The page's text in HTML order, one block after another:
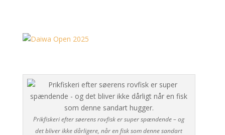
Prikfiskeri efter søerens rovfisk er super spændende – og
det bliver ikke dårligere, når en fisk som denne sandart